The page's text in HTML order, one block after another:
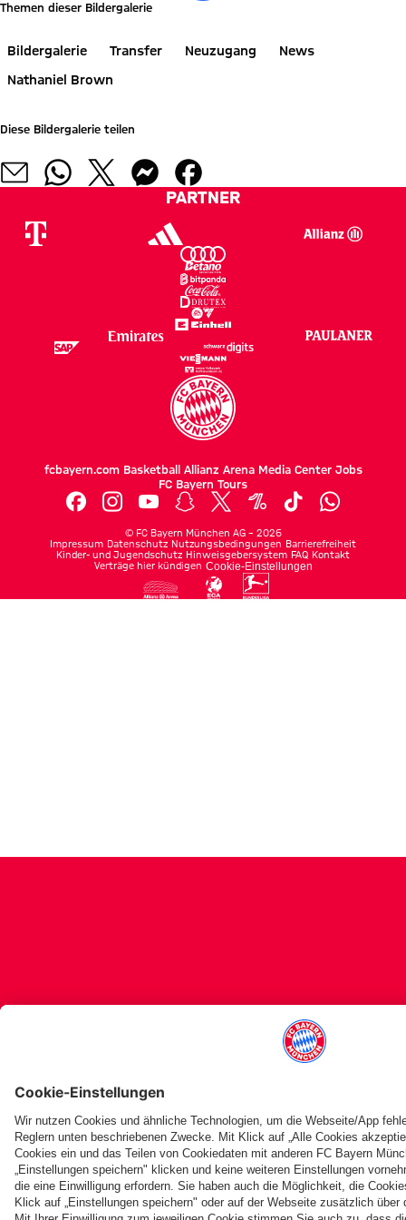
Themen dieser Bildergalerie
Bildergalerie Transfer Neuzugang
News
Nathaniel Brown
Diese Bildergalerie teilen
PARTNER
fcbayern.com Basketball Allianz Arena Media Center Jobs
FC Bayern Tours
© FC Bayern München AG – 2026
Impressum Datenschutz Nutzungsbedingungen Barrierefreiheit
Kinder- und Jugendschutz Hinweisgebersystem FAQ Kontakt
Verträge hier kündigen Cookie-Einstellungen